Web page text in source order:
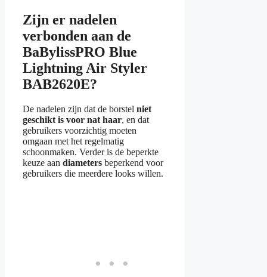
Zijn er nadelen
verbonden aan de
BaBylissPRO Blue
Lightning Air Styler
BAB2620E?
De nadelen zijn dat de borstel niet
geschikt is voor nat haar, en dat
gebruikers voorzichtig moeten
omgaan met het regelmatig
schoonmaken. Verder is de beperkte
keuze aan diameters beperkend voor
gebruikers die meerdere looks willen.